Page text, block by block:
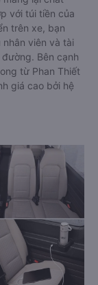
với túi tiền của
trên xe, bạn
viên và tài
Bên cạnh
từ Phan Thiết
giá cao bởi hệ